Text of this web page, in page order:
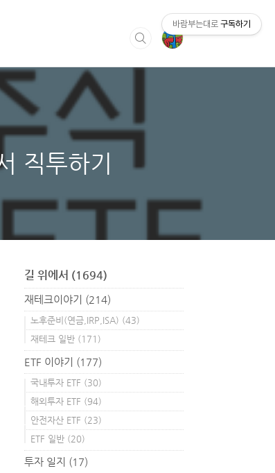
직투하기
길 위에서 (1694)
재테크이야기 (214)
노후준비(연금,IRP,ISA) (43)
재테크 일반 (171)
ETF 이야기 (177)
국내투자 ETF (30)
해외투자 ETF (94)
안전자산 ETF (23)
ETF 일반 (20)
투자 일지 (17)
바람부는대로 구독하기